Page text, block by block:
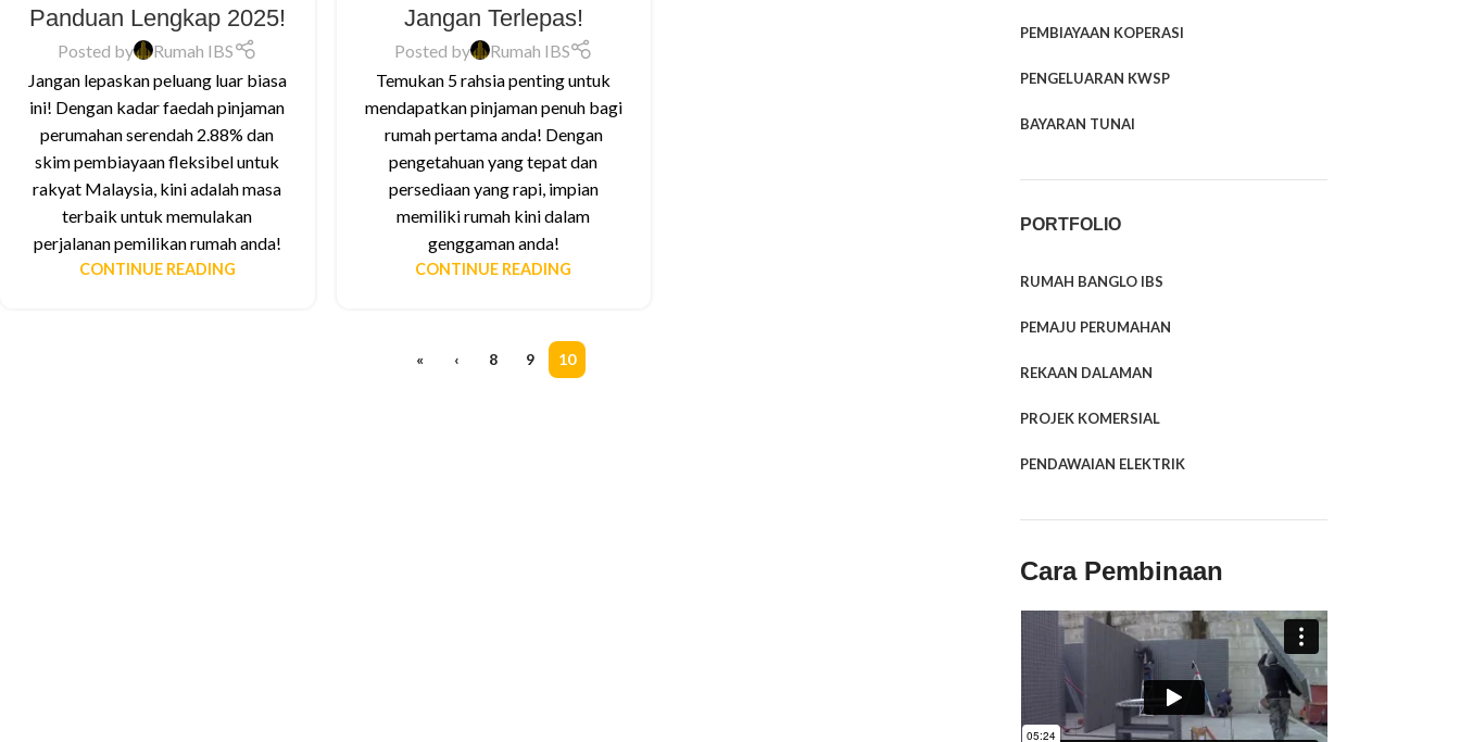
Panduan Lengkap 2025!
Posted by
Rumah IBS
Jangan lepaskan peluang luar biasa
ini! Dengan kadar faedah pinjaman
perumahan serendah 2.88% dan
skim pembiayaan fleksibel untuk
rakyat Malaysia, kini adalah masa
terbaik untuk memulakan
perjalanan pemilikan rumah anda!
CONTINUE READING
Jangan Terlepas!
Posted by
Rumah IBS
Temukan 5 rahsia penting untuk
mendapatkan pinjaman penuh bagi
rumah pertama anda! Dengan
pengetahuan yang tepat dan
persediaan yang rapi, impian
memiliki rumah kini dalam
genggaman anda!
CONTINUE READING
« ‹ 8 9 10
PEMBIAYAAN KOPERASI
PENGELUARAN KWSP
BAYARAN TUNAI
PORTFOLIO
RUMAH BANGLO IBS
PEMAJU PERUMAHAN
REKAAN DALAMAN
PROJEK KOMERSIAL
PENDAWAIAN ELEKTRIK
Cara Pembinaan